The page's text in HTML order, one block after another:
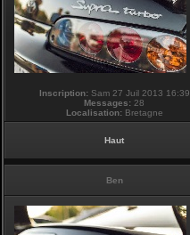
Inscription:Sam 27 Juil 2013 16:39
Messages: 28
Localisation:Bretagne
Haut
Ben